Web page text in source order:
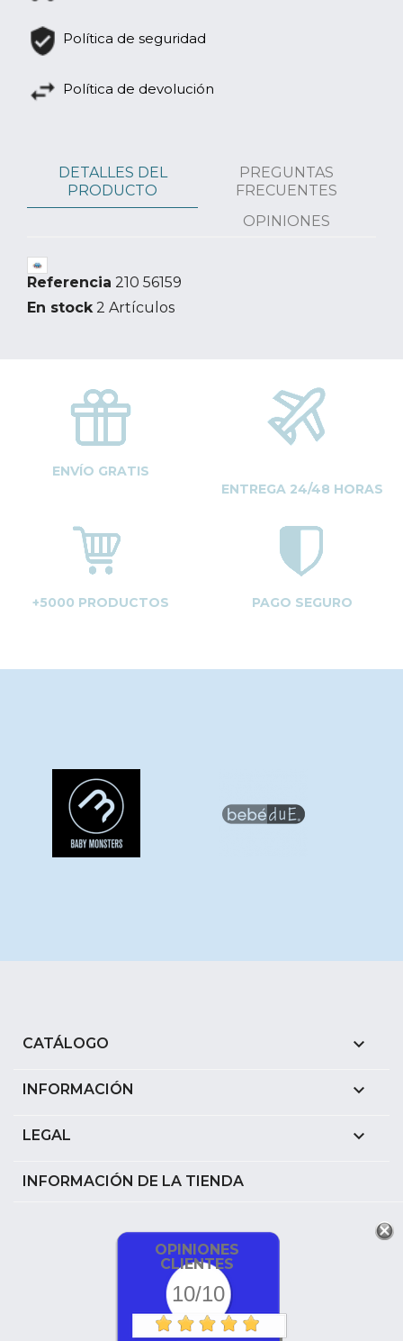
Política de seguridad
Política de devolución
DETALLES DEL
PRODUCTO
PREGUNTAS
FRECUENTES
OPINIONES
Referencia 210 56159
En stock 2 Artículos
ENVÍO GRATIS
ENTREGA 24/48 HORAS
+5000 PRODUCTOS PAGO SEGURO
CATÁLOGO 
INFORMACIÓN 
LEGAL 
INFORMACIÓN DE LA TIENDA
OPINIONES
CLIENTES
10/10